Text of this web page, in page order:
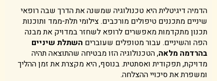
הדמיה דיגיטלית היא טכנולוגיה שמשנה את הדרך שבה רופאי
שיניים מתכננים טיפולים מורכבים. צילומי תלת-ממד ותוכנות
תכנון מתקדמות מאפשרים לרופא לשחזר במדויק את מבנה
הפה והשיניים. עבור מטופלים שעוברים השתלת שיניים
בהרדמה מלאה, הטכנולוגיה הזו מבטיחה שהתוצאה תהיה
מדויקת, תפקודית ואסתטית. בנוסף, היא מקצרת את זמן ההליך
ומשפרת את סיכויי ההצלחה.